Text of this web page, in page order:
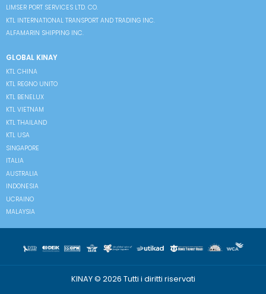
LIMSER PORT SERVICES LTD. CO.
KTL INTERNATIONAL TRANSPORT AND TRADING INC.
ALFAMARIN SHIPPING INC.
GLOBAL KINAY
KTL CHINA
KTL REGNO UNITO
KTL BENELUX
KTL VIETNAM
KTL THAILAND
KTL USA
SINGAPORE
ITALIA
AUSTRALIA
INDONESIA
UCRAINO
MALAYSIA
KINAY © 2026 Tutti i diritti riservati